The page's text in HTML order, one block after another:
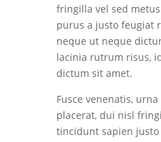
fringilla vel sed
purus a justo feugiat
neque ut neque
lacinia rutrum risus,
dictum sit amet.
Fusce venenatis,
placerat, dui nisl
tincidunt sapien